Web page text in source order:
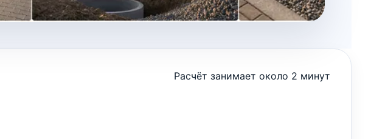
Расчёт занимает около 2 минут